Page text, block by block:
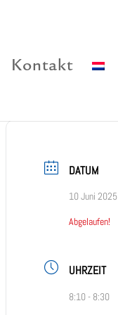
Kontakt
DATUM
10 Juni 2025
Abgelaufen!
UHRZEIT
8:10 - 8:30